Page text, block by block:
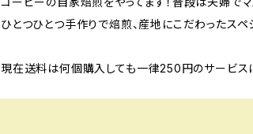
ひとつひとつ手作りで焙煎、産地にこだわったスペ
現在送料は何個購入しても一律250円のサービスに